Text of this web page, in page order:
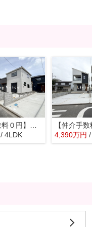
【仲介手数料０円】相模原市中央区宮下本町第7 新築一戸建て 全5棟
/ 4LDK 4,390万円